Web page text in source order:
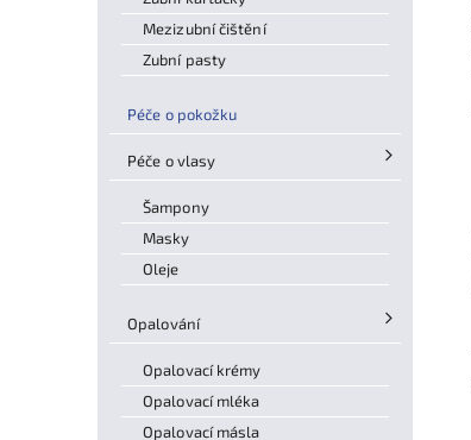
Mezizubní čištění
Zubní pasty
Péče o pokožku
Péče o vlasy
Šampony
Masky
Oleje
Opalování
Opalovací krémy
Opalovací mléka
Opalovací másla